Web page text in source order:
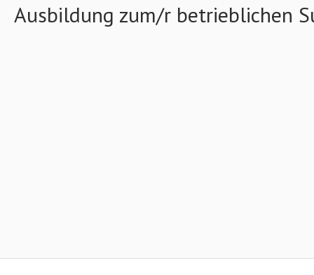
Ausbildung zum/r betrieblichen